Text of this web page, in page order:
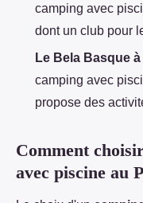
camping avec
dont un club pour
Le Bela Basque
camping avec
propose des
Comment
avec piscine au